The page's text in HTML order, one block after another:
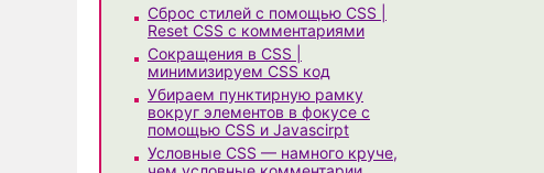
Сброс стилей с помощью CSS |
Reset CSS с комментариями
Сокращения в CSS |
минимизируем CSS код
Убираем пунктирную рамку
вокруг элементов в фокусе с
помощью CSS и Javascirpt
Условные CSS — намного круче,